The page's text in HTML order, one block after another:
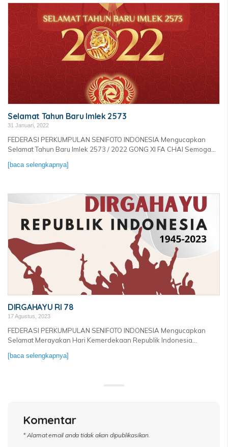
Selamat Tahun Baru Imlek 2573
31 Januari, 2022
FEDERASI PERKUMPULAN SENIFOTO INDONESIA Mengucapkan
Selamat Tahun Baru Imlek 2573 / 2022 GONG XI FA CHAI Semoga...
[baca selengkapnya]
DIRGAHAYU RI 78
17 Agustus, 2023
FEDERASI PERKUMPULAN SENIFOTO INDONESIA Mengucapkan
Selamat Merayakan Hari Kemerdekaan Republik Indonesia...
[baca selengkapnya]
Komentar
* Alamat email anda tidak akan dipublikasikan.